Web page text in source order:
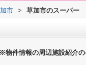
市 > 草加市のスーパー
※物件情報の周辺施設紹介の